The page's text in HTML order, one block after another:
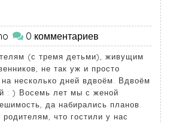
0 комментариев
(с тремя детьми), живущим
не так уж и просто
несколько дней вдвоём. Вдвоём
: ) Восемь лет мы с женой
да набирались планов.
что гостили у нас